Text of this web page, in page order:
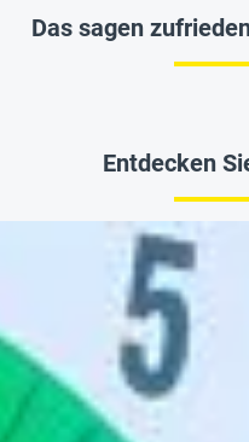
Das sagen
Entdecken